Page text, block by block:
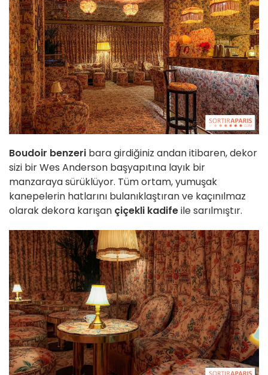
Boudoir benzeri bara girdiğiniz andan itibaren, dekor
sizi bir Wes Anderson başyapıtına layık bir
manzaraya sürüklüyor. Tüm ortam, yumuşak
kanepelerin hatlarını bulanıklaştıran ve kaçınılmaz
olarak dekora karışan çiçekli kadifeile sarılmıştır.